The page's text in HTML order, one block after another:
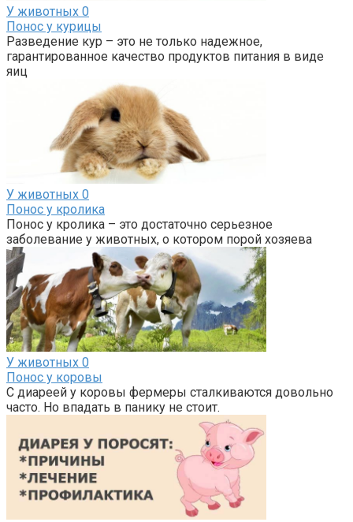
У животных 0
Понос у курицы
Разведение кур – это не только надежное,
гарантированное качество продуктов питания в виде
яиц
У животных 0
Понос у кролика
Понос у кролика – это достаточно серьезное
заболевание у животных, о котором порой хозяева
У животных 0
Понос у коровы
С диареей у коровы фермеры сталкиваются довольно
часто. Но впадать в панику не стоит.